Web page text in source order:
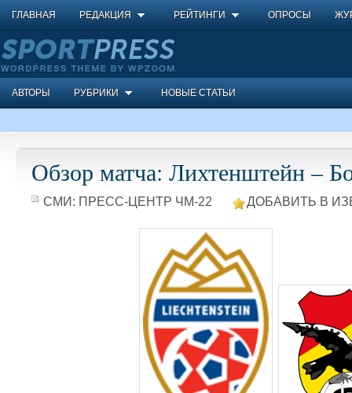
ГЛАВНАЯ РЕДАКЦИЯ РЕЙТИНГИ ОПРОСЫ
АВТОРЫ РУБРИКИ НОВЫЕ СТАТЬИ
Обзор матча: Лихтенштейн –
СМИ: ПРЕСС-ЦЕНТР ЧМ-22 ДОБАВИТЬ В